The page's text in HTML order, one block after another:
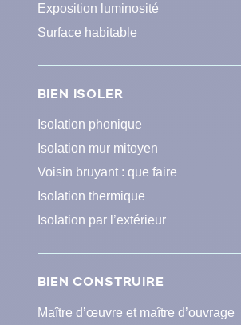
Exposition luminosité
Surface habitable
BIEN ISOLER
Isolation phonique
Isolation mur mitoyen
Voisin bruyant : que faire
Isolation thermique
Isolation par l’extérieur
BIEN CONSTRUIRE
Maître d’œuvre et maître d’ouvrage